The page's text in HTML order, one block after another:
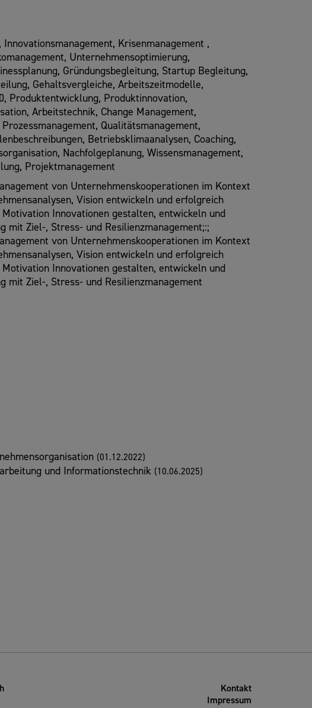
Krisenmanagement ,
Unternehmensoptimierung,
Gründungsbegleitung, Startup Begleitung,
Gehaltsvergleiche, Arbeitszeitmodelle,
Produktentwicklung, Produktinnovation,
Arbeitstechnik, Change Management,
Qualitätsmanagement,
Betriebsklimaanalysen, Coaching,
Nachfolgeplanung, Wissensmanagement,
Projektmanagement
von Unternehmenskooperationen im Kontext
Vision entwickeln und erfolgreich
Innovationen gestalten, entwickeln und
mit Ziel-, Stress- und Resilienzmanagement;:;
von Unternehmenskooperationen im Kontext
Vision entwickeln und erfolgreich
Innovationen gestalten, entwickeln und
mit Ziel-, Stress- und Resilienzmanagement
(01.12.2022)
und Informationstechnik (10.06.2025)
Kontakt
Impressum